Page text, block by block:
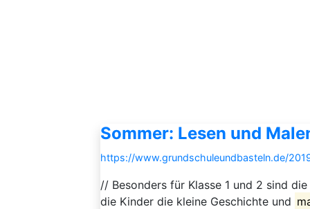
Sommer: Lesen und
https://www.grundschuleundbasteln.de/
// Besonders für Klasse 1 und 2 sind
die Kinder die kleine Geschichte und